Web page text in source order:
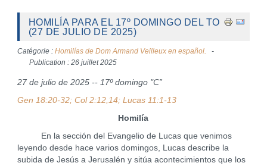
HOMILÍA PARA EL 17º DOMINGO DEL TO
(27 DE JULIO DE 2025)
Catégorie : Homilías de Dom Armand Veilleux en español.
Publication : 26 juillet 2025
27 de julio de 2025 -- 17º domingo "C”
Gen 18:20-32; Col 2:12,14; Lucas 11:1-13
Homilía
En la sección del Evangelio de Lucas que venimos
leyendo desde hace varios domingos, Lucas describe la
subida de Jesús a Jerusalén y sitúa acontecimientos que los